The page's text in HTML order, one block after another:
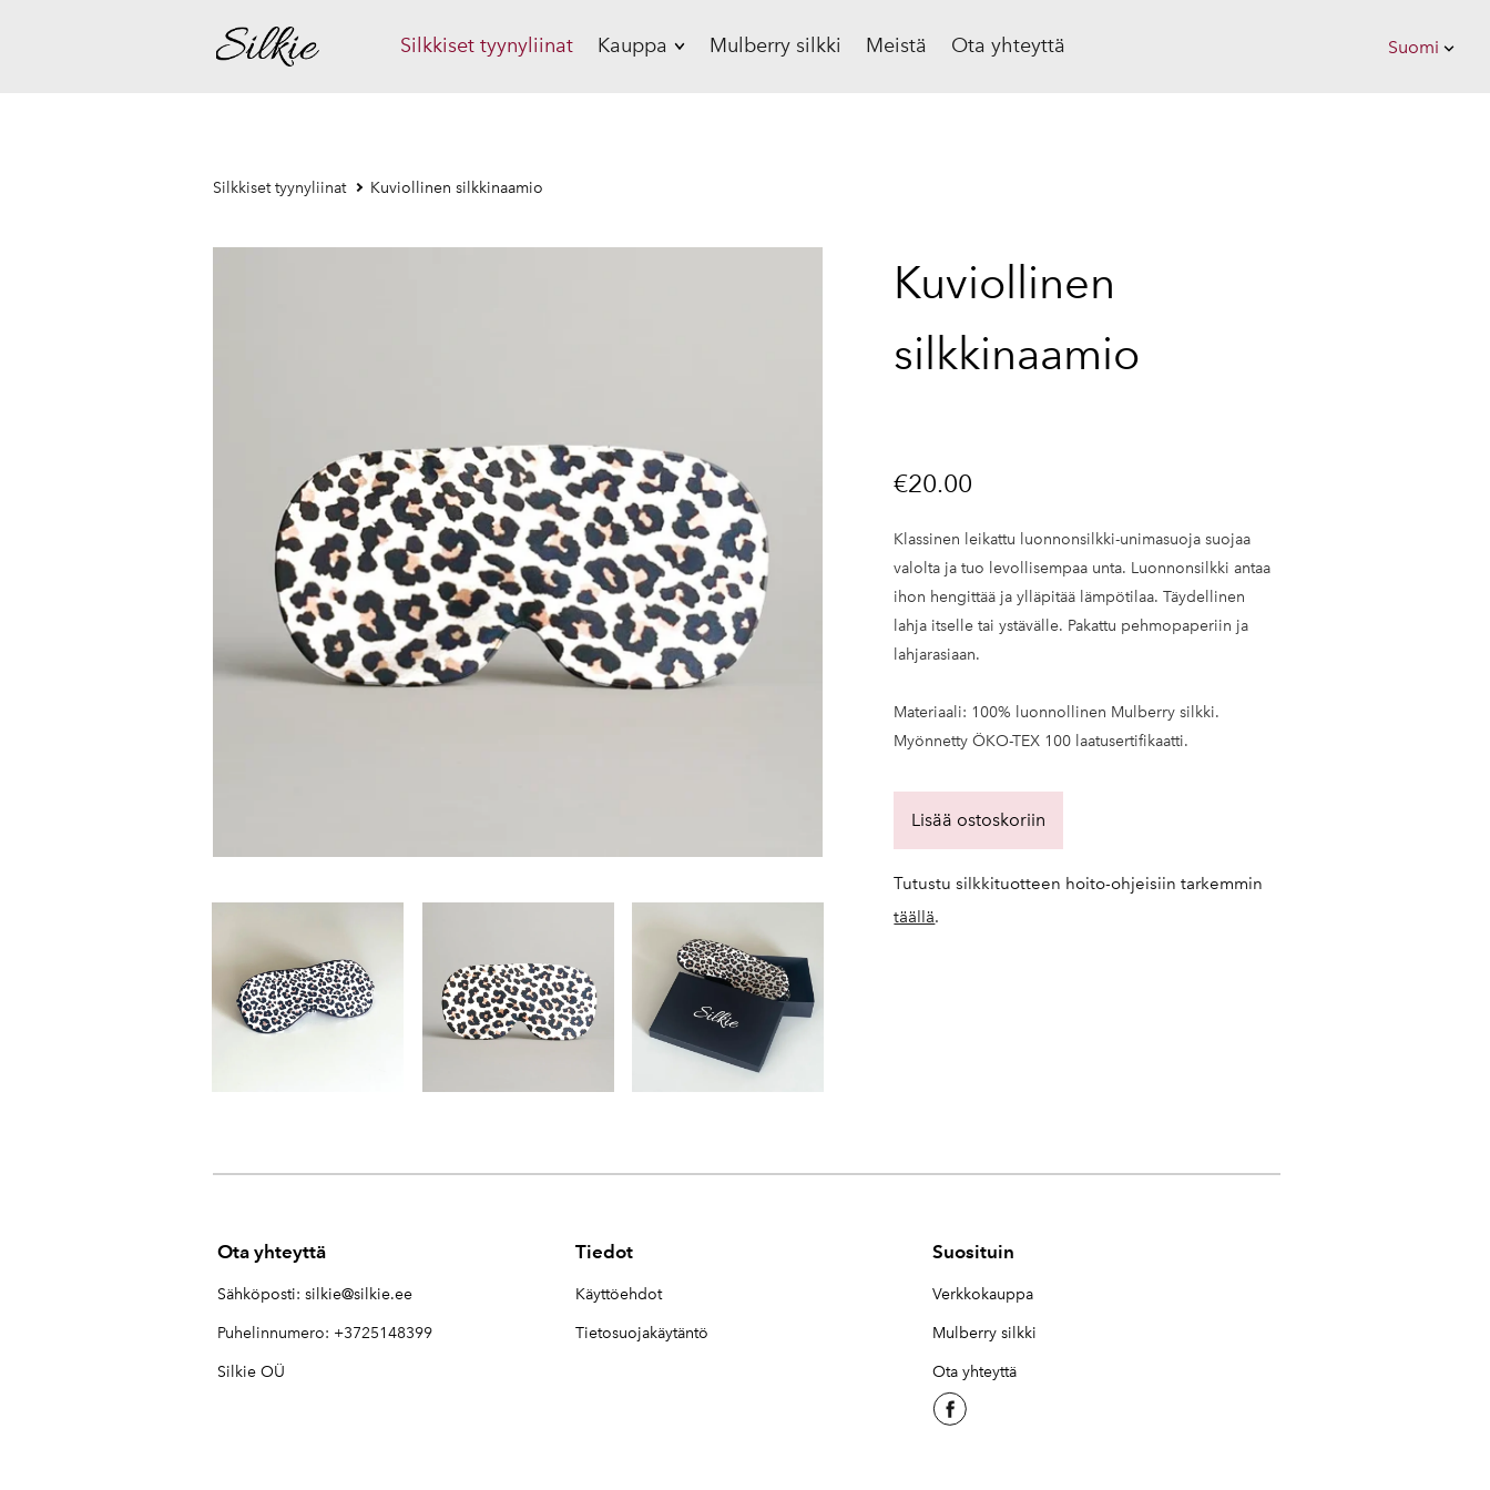
Silkkiset tyynyliinat Kauppa
Lahjasetti
Lahjakortti
Mulberry silkki Meistä Ota yhteyttä Suomi
Silkkiset tyynyliinat Kuviollinen silkkinaamio
Kuviollinen
silkkinaamio
€20.00
Klassinen leikattu luonnonsilkki-unimasuoja suojaa
valolta ja tuo levollisempaa unta. Luonnonsilkki antaa
ihon hengittää ja ylläpitää lämpötilaa. Täydellinen
lahja itselle tai ystävälle. Pakattu pehmopaperiin ja
lahjarasiaan.
Materiaali: 100% luonnollinen Mulberry silkki.
Myönnetty ÖKO-TEX 100 laatusertifikaatti.
Lisää ostoskoriin
Tutustu silkkituotteen hoito-ohjeisiin tarkemmin
täällä.
Ota yhteyttä
Sähköposti:silkie@silkie.ee
Puhelinnumero: +3725148399
Silkie OÜ
Tiedot
Käyttöehdot
Tietosuojakäytäntö
Suosituin
Verkkokauppa
Mulberry silkki
Ota yhteyttä